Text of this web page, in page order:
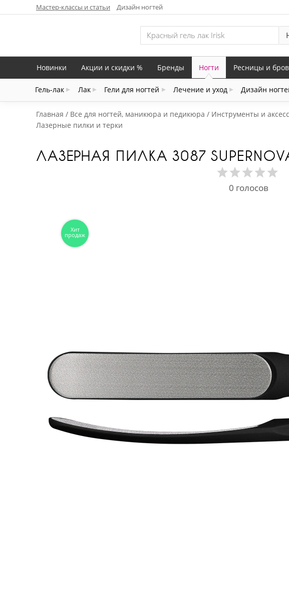
Мастер-классы и статьи Дизайн ногтей
Новинки Акции и скидки % Бренды Ногти
Гель-лак Лак Гели для ногтей Лечение и уход Дизайн
Ресницы и
Главная Все для ногтей, маникюра и педикюра Инструменты и
Лазерные пилки и терки
ЛАЗЕРНАЯ ПИЛКА 3087
0 голосов